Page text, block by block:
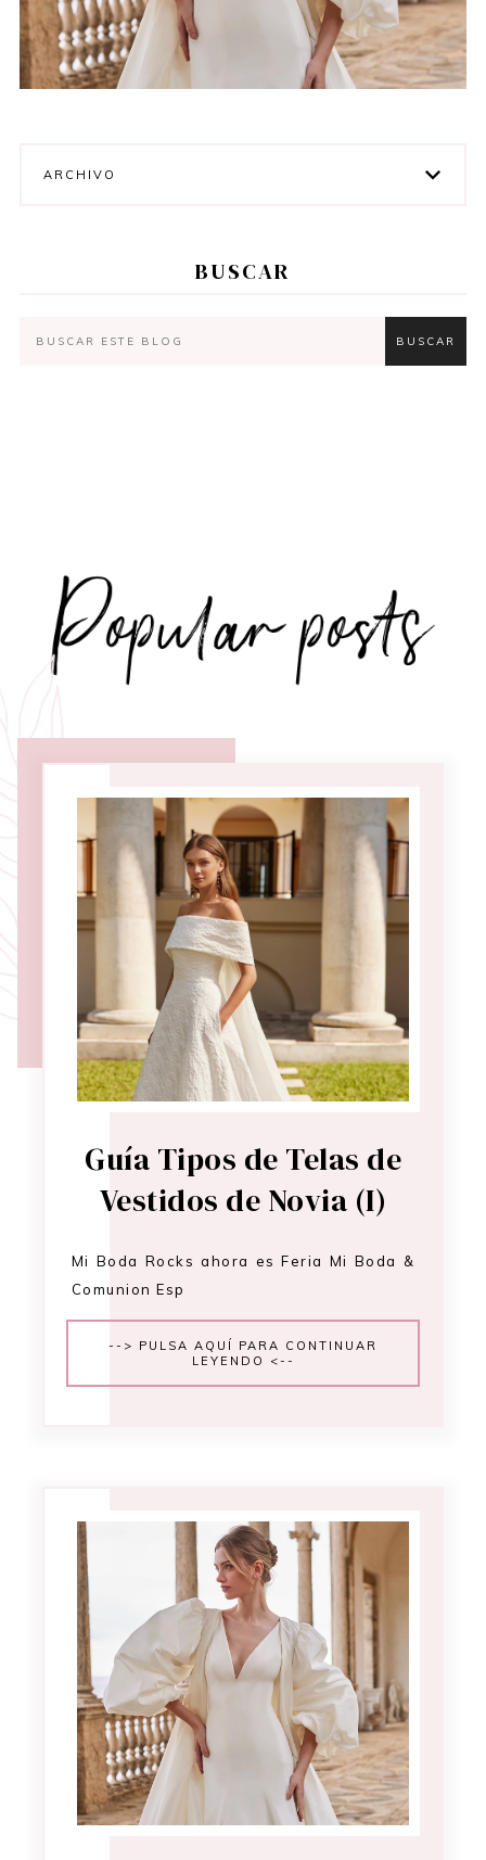
ARCHIVO
BUSCAR
Guía Tipos de Telas de
Vestidos de Novia (I)
Mi Boda Rocks ahora es Feria Mi Boda &
Comunion Esp
--> PULSA AQUÍ PARA CONTINUAR
LEYENDO <--